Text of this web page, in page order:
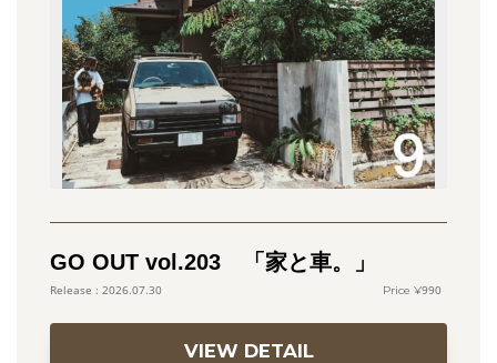
GO OUT vol.203 「家と車。」
2026.07.30 990
VIEW DETAIL